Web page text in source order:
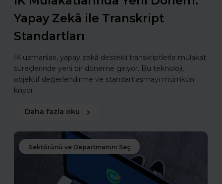
Yapay Zekâ ile Transkript
Standartları
İK uzmanları, yapay zekâ destekli transkriptlerle mülakat
süreçlerinde yeni bir döneme giriyor. Bu teknoloji,
objektif değerlendirme ve standartlaşmayı mümkün
kılıyor.
Daha fazla oku
Sektörünü ve Departmanını Seç